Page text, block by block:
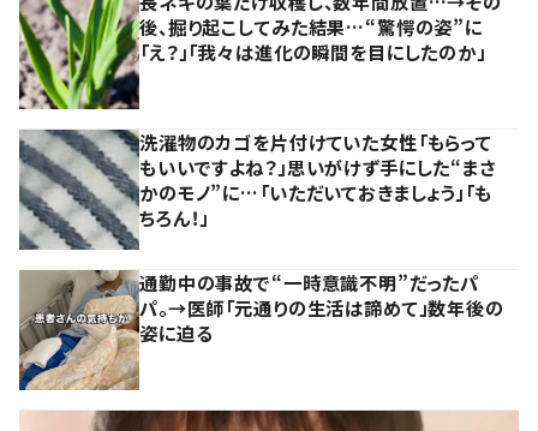
後、掘り起こしてみた結果…“驚愕の姿”に
「え？」「我々は進化の瞬間を目にしたのか」
洗濯物のカゴを片付けていた女性「もらって
もいいですよね？」思いがけず手にした“まさ
かのモノ”に…「いただいておきましょう」「も
ちろん！」
通勤中の事故で“一時意識不明”だったパ
パ。→医師「元通りの生活は諦めて」数年後の
姿に迫る